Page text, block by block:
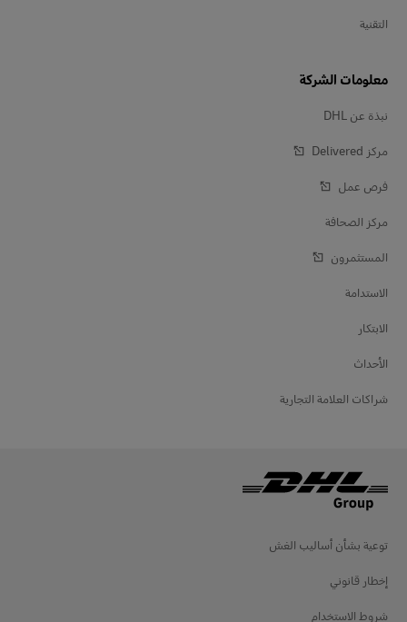
التقنية
معلومات الشركة
نبذة عن DHL
مركز Delivered‎
فرص عمل
مركز الصحافة
المستثمرون
الاستدامة
الابتكار
الأحداث
شراكات العلامة التجارية
توعية بشأن أساليب الغش
إخطار قانوني
شروط الاستخدام